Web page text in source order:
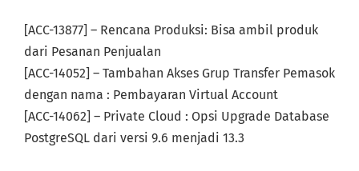
[ACC-13877] – Rencana Produksi: Bisa ambil produk
dari Pesanan Penjualan
[ACC-14052] – Tambahan Akses Grup Transfer Pemasok
dengan nama : Pembayaran Virtual Account
[ACC-14062] – Private Cloud : Opsi Upgrade Database
PostgreSQL dari versi 9.6 menjadi 13.3